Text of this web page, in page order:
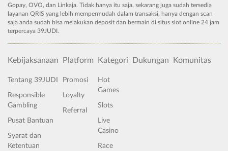
Gopay, OVO, dan Linkaja. Tidak hanya itu saja, sekarang juga sudah tersedia
layanan QRIS yang lebih mempermudah dalam transaksi, hanya dengan scan
saja anda sudah bisa melakukan deposit dan bermain di situs slot online 24 jam
terpercaya 39JUDI.
Kebijaksanaan
Tentang 39JUDI
Responsible
Gambling
Pusat Bantuan
Syarat dan
Ketentuan
Platform
Promosi
Loyalty
Referral
Kategori
Hot
Games
Slots
Live
Casino
Race
Dukungan Komunitas